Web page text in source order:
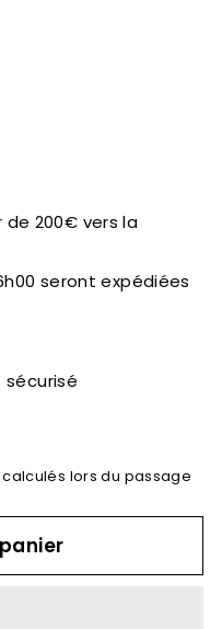
200€ vers la
seront expédiées
sécurisé
calculés lors du passage